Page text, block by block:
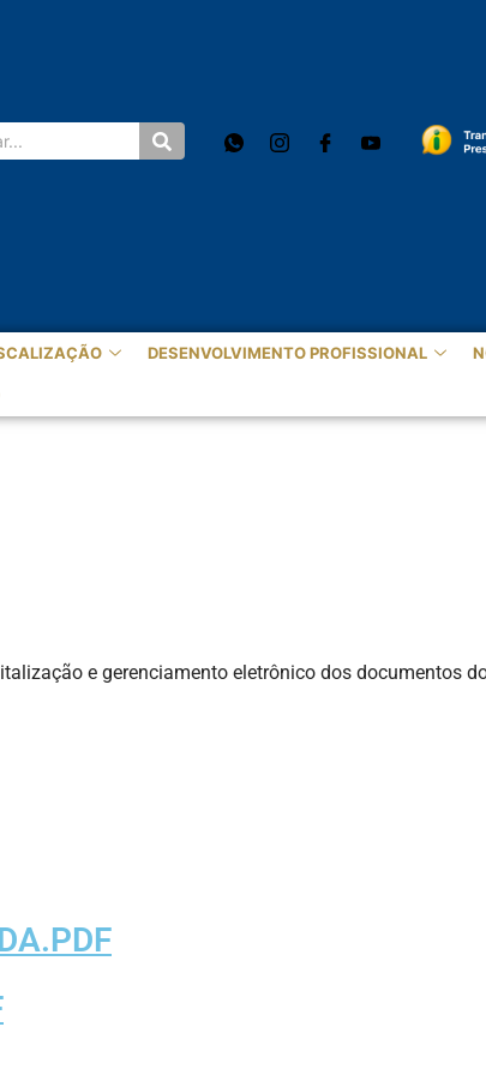
DESENVOLVIMENTO PROFISSIONAL
e gerenciamento eletrônico dos documentos do